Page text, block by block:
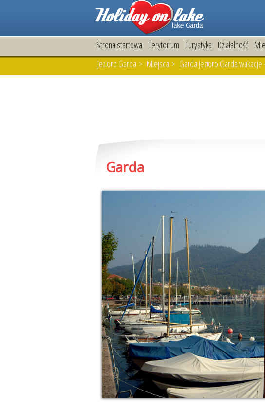
Strona startowa Terytorium Turystyka Działalność
Jezioro Garda > Miejsca > Garda Jezioro Garda
Garda